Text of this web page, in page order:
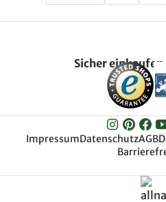
Sicher
ImpressumDatenschutzAGB